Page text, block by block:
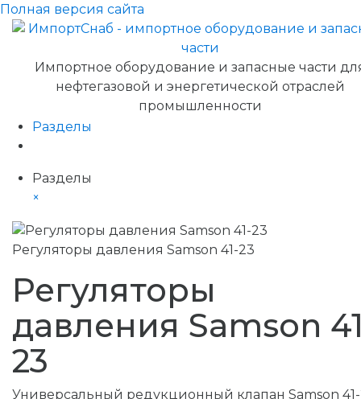
Полная версия сайта
Импортное оборудование и запасные части
нефтегазовой и энергетической отраслей
промышленности
Разделы
Разделы
×
Регуляторы давления Samson 41-23
Регуляторы
давления Samson
23
Универсальный редукционный клапан Samson